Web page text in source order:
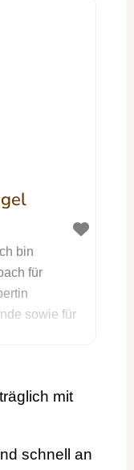
werden:
jede
bin
für
sowie für
Bindung,
für euer
mit
schnell an